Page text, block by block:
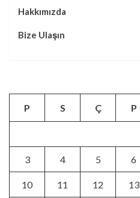
Hakkımızda
Bize Ulaşın
P S Ç P
3 4 5 6
10 11 12 13